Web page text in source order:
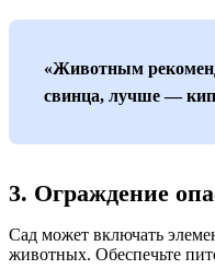
«Животным
свинца, лучше —
3. Ограждение
Сад может включать
животных. Обеспечьте